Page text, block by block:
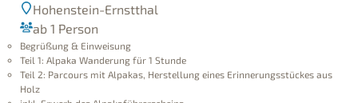
Hohenstein-Ernstthal
ab 1 Person
Begrüßung & Einweisung
Teil 1: Alpaka Wanderung für 1 Stunde
Teil 2: Parcours mit Alpakas, Herstellung eines Erinnerungsstückes aus
Holz